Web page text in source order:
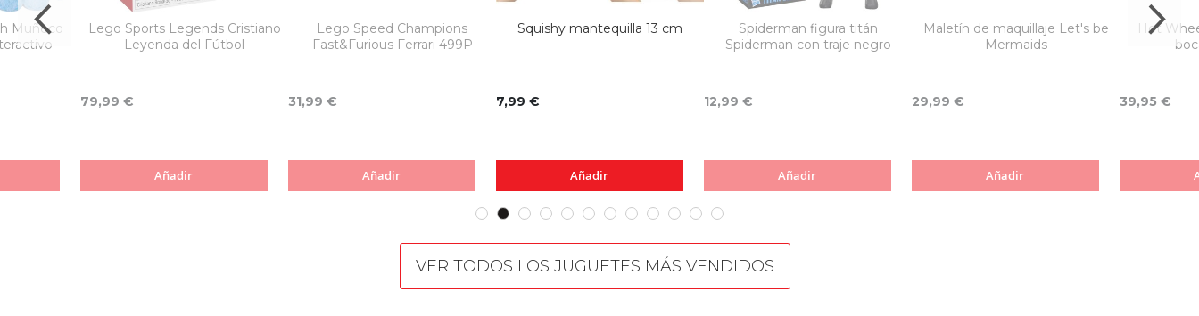
Muñeco
Lego Sports Legends Cristiano
Leyenda del Fútbol
79,99 €
Añadir
Lego Speed Champions
Fast&Furious Ferrari 499P
31,99 €
Añadir
Squishy mantequilla 13 cm
7,99 €
Añadir
Spiderman figura titán
Spiderman con traje negro
12,99 €
Añadir
Maletín de maquillaje Let's be
Mermaids
29,99 €
Añadir
Hot
39,95 €
VER TODOS LOS JUGUETES MÁS VENDIDOS